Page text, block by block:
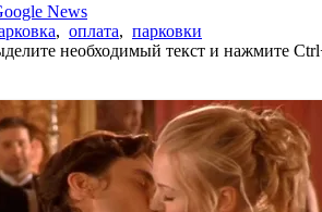
News
, оплата, парковки
необходимый текст и нажмите